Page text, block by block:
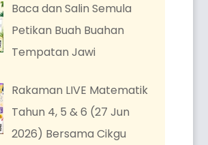
Baca dan Salin Semula
Petikan Buah Buahan
Tempatan Jawi
Rakaman LIVE Matematik
Tahun 4, 5 & 6 (27 Jun
2026) Bersama Cikgu